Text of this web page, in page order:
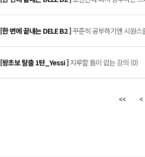
[한 번에 끝내는 DELE B2 ]꾸준히 공부하기엔 시원
[왕초보 탈출 1탄_Yessi ] 지루할 틈이 없는 강의 (0)